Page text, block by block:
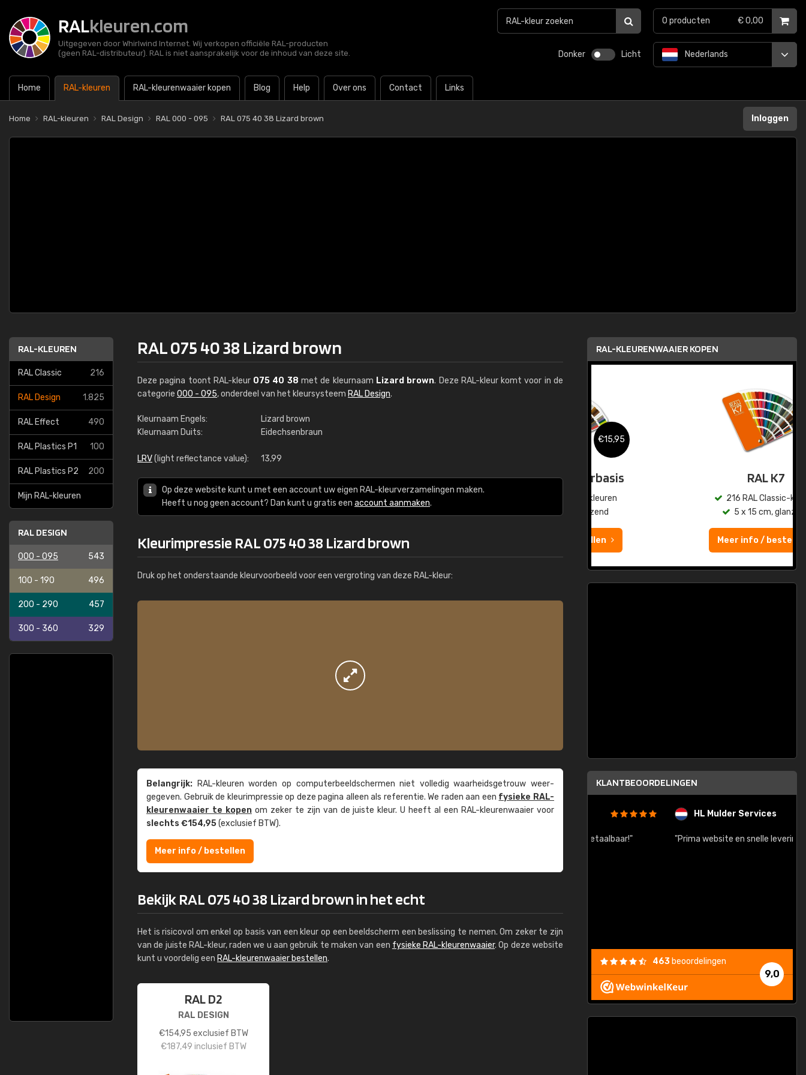
RALkleuren.com
Uitgegeven door Whirlwind Internet. Wij verkopen officiële RAL-producten
(geen RAL-distributeur). RAL is niet aansprakelijk voor de inhoud van deze site.
Donker Licht
Home RAL-kleuren RAL-kleurenwaaier kopen Blog Help Over ons Contact Links
Nederlands
0 producten € 0,00
Home RAL-kleuren RAL Design RAL 000 - 095 RAL 075 40 38 Lizard brown Inloggen
RAL-KLEUREN
RAL Classic 216
RAL Design 1.825
RAL Effect 490
RAL Plastics P1 100
RAL Plastics P2 200
Mijn RAL-kleuren
RAL DESIGN
000 - 095 543
100 - 190 496
200 - 290 457
300 - 360 329
RAL 075 40 38 Lizard brown
Deze pagina toont RAL-kleur 075 40 38 met de kleurnaam Lizard brown. Deze RAL-kleur komt voor in de
categorie 000 - 095, onderdeel van het kleursysteem RAL Design.
Kleurnaam Engels:
Lizard brown
Kleurnaam Duits:
Eidechsenbraun
LRV(light reflectance value): 13,99
Op deze website kunt u met een account uw eigen RAL-kleurverzamelingen maken.
Heeft u nog geen account? Dan kunt u gratis een account aanmaken.
Kleurimpressie RAL 075 40 38 Lizard brown
Druk op het onderstaande kleurvoorbeeld voor een vergroting van deze RAL-kleur:
Belangrijk: RAL-kleuren worden op computer­beeld­schermen niet volledig waarheids­­getrouw weer­
gegeven. Gebruik de kleur­impressie op deze pagina alleen als referentie. We raden aan een fysieke RAL-
kleuren­waaier te kopenom zeker te zijn van de juiste kleur. U heeft al een RAL-kleuren­waaier voor
slechts €154,95(exclusief BTW).
Meer info / bestellen
Bekijk RAL 075 40 38 Lizard brown in het echt
Het is risicovol om enkel op basis van een kleur op een beeldscherm een beslissing te nemen. Om zeker te zijn
van de juiste RAL-kleur, raden we u aan gebruik te maken van een fysieke RAL-kleurenwaaier. Op deze website
kunt u voordelig een RAL-kleurenwaaier bestellen.
RAL D2
RAL DESIGN
€154,95 exclusief BTW
€187,49 inclusief BTW
RAL-KLEURENWAAIER KOPEN
RAL K7 op waterbasis
€15,95
216 RAL Classic-kleuren
5 x 15 cm, glanzend
Meer info / bestellen
KLANTBEOORDELINGEN
Kambier BV HL Mulder Services
"Prima website en snelle levering na bestelling"
9,0
463 beoordelingen